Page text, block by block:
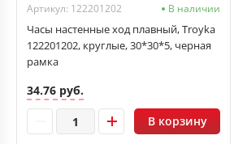
Артикул: 122201202 В наличии
Часы настенные ход плавный, Troyka
122201202, круглые, 30*30*5, черная
рамка
34.76 руб.
В корзину